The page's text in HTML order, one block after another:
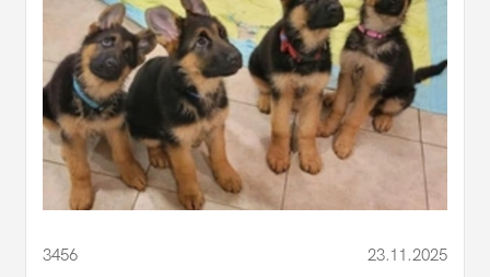
3456 23.11.2025